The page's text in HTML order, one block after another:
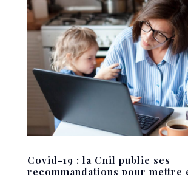
Covid-19 : la Cnil publie ses
recommandations pour mettre